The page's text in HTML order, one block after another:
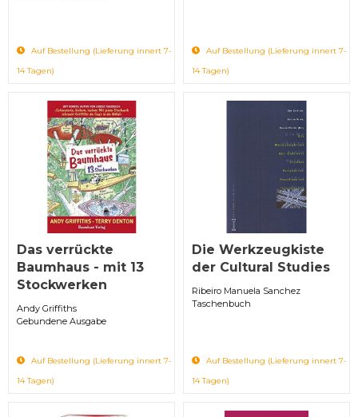
Auf Bestellung (Lieferung innert 7-
14 Tagen)
Auf Bestellung (Lieferung innert 7-
14 Tagen)
Das verrückte
Baumhaus - mit 13
Stockwerken
Andy Griffiths
Gebundene Ausgabe
Auf Bestellung (Lieferung innert 7-
14 Tagen)
Die Werkzeugkiste
der Cultural Studies
Ribeiro Manuela Sanchez
Taschenbuch
Auf Bestellung (Lieferung innert 7-
14 Tagen)